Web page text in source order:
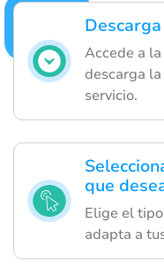
Accede a
descarga
servicio.
que
Elige el
adapta a